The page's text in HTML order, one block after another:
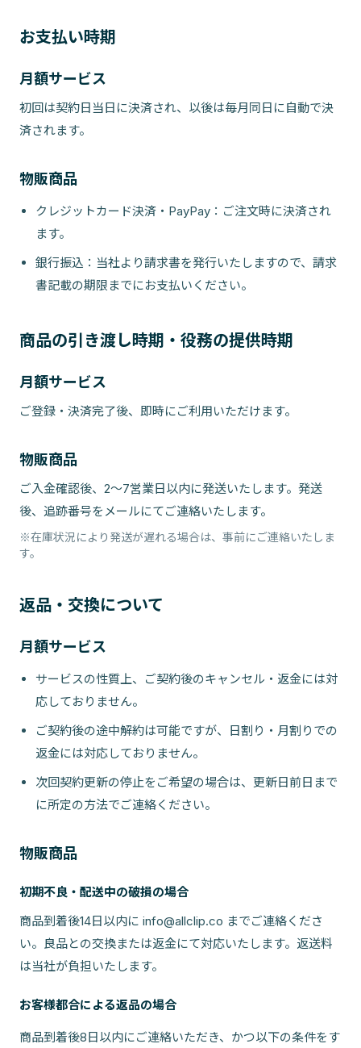
お支払い時期
月額サービス
初回は契約日当日に決済され、以後は毎月同日に自動で決
済されます。
物販商品
クレジットカード決済・PayPay：ご注文時に決済され
ます。
銀行振込：当社より請求書を発行いたしますので、請求
書記載の期限までにお支払いください。
商品の引き渡し時期・役務の提供時期
月額サービス
ご登録・決済完了後、即時にご利用いただけます。
物販商品
ご入金確認後、2〜7営業日以内に発送いたします。発送
後、追跡番号をメールにてご連絡いたします。
※在庫状況により発送が遅れる場合は、事前にご連絡いたしま
す。
返品・交換について
月額サービス
サービスの性質上、ご契約後のキャンセル・返金には対
応しておりません。
ご契約後の途中解約は可能ですが、日割り・月割りでの
返金には対応しておりません。
次回契約更新の停止をご希望の場合は、更新日前日まで
に所定の方法でご連絡ください。
物販商品
初期不良・配送中の破損の場合
商品到着後14日以内に info@allclip.co までご連絡くださ
い。良品との交換または返金にて対応いたします。返送料
は当社が負担いたします。
お客様都合による返品の場合
商品到着後8日以内にご連絡いただき、かつ以下の条件をす